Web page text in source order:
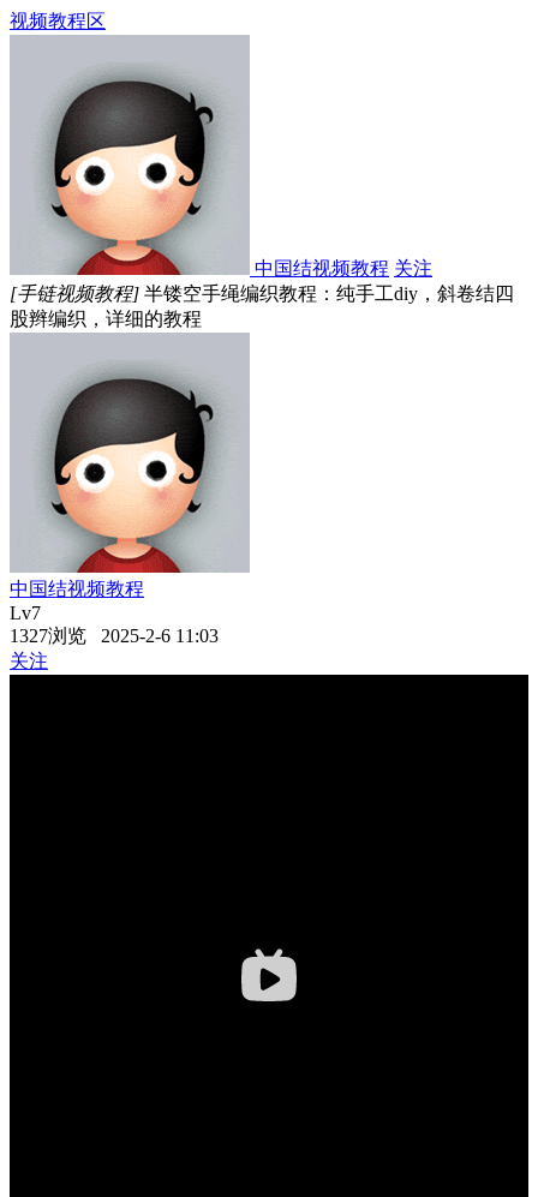
视频教程区
中国结视频教程 关注
[手链视频教程] 半镂空手绳编织教程：纯手工diy，斜卷结四
股辫编织，详细的教程
中国结视频教程
Lv7
1327浏览 2025-2-6 11:03
关注